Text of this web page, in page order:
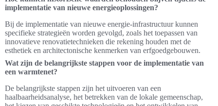
implementatie van nieuwe energieoplossingen?
Bij de implementatie van nieuwe energie-infrastructuur kunnen
specifieke strategieën worden gevolgd, zoals het toepassen van
innovatieve renovatietechnieken die rekening houden met de
esthetiek en architectonische kenmerken van erfgoedgebouwen.
Wat zijn de belangrijkste stappen voor de implementatie van
een warmtenet?
De belangrijkste stappen zijn het uitvoeren van een
haalbaarheidsanalyse, het betrekken van de lokale gemeenschap,